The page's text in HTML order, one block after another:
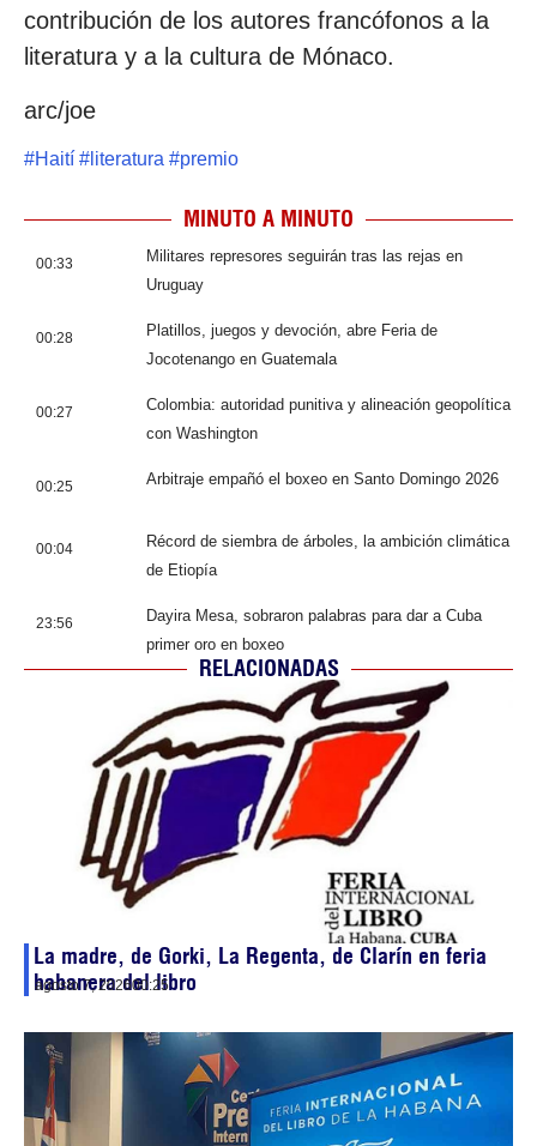
contribución de los autores francófonos a la
literatura y a la cultura de Mónaco.
arc/joe
#Haití # literatura #premio
MINUTO A MINUTO
00:33
Militares represores seguirán tras las rejas en
Uruguay
00:28
Platillos, juegos y devoción, abre Feria de
Jocotenango en Guatemala
00:27
Colombia: autoridad punitiva y alineación geopolítica
con Washington
00:25 Arbitraje empañó el boxeo en Santo Domingo 2026
00:04
Récord de siembra de árboles, la ambición climática
de Etiopía
23:56
Dayira Mesa, sobraron palabras para dar a Cuba
primer oro en boxeo
RELACIONADAS
La madre, de Gorki, La Regenta, de Clarín en feria
habanera del libro
agosto 7, 202600:25